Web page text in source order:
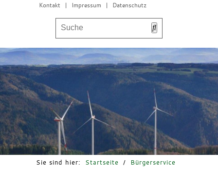
Kontakt | Impressum | Datenschutz
Bürgerservice & Gemeinderat
Leben in Hasel
Freizeit & Tourismus
Sie sind hier: Startseite /
Bürgerservice